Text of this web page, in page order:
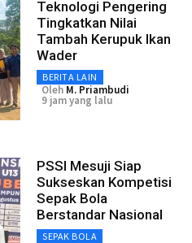
Teknologi Pengering
Tingkatkan Nilai
Tambah Kerupuk Ikan
Wader
BERITA LAIN
Oleh M. Priambudi
9 jam yang lalu
PSSI Mesuji Siap
Sukseskan Kompetisi
Sepak Bola
Berstandar Nasional
SEPAK BOLA